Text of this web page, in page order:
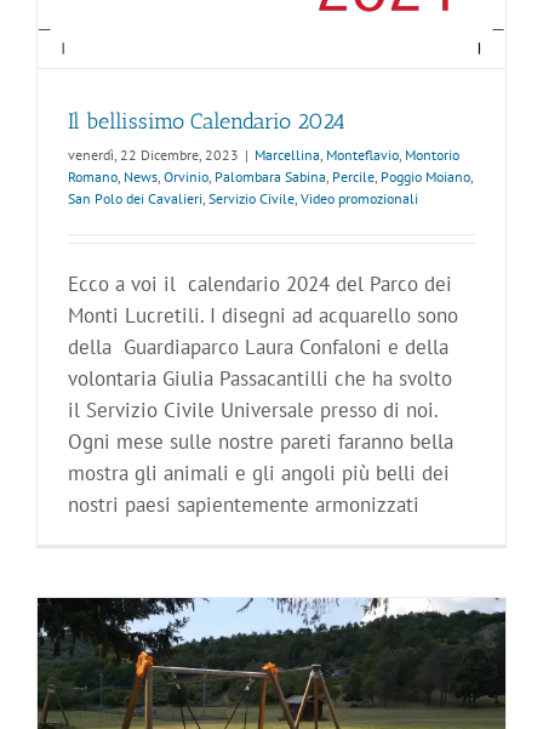
Il bellissimo Calendario 2024
venerdì, 22 Dicembre, 2023 | Marcellina Monteflavio Montorio
Romano News Orvinio Palombara Sabina Percile Poggio Moiano
San Polo dei Cavalieri Servizio Civile Video promozionali
Ecco a voi il calendario 2024 del Parco dei
Monti Lucretili. I disegni ad acquarello sono
della Guardiaparco Laura Confaloni e della
volontaria Giulia Passacantilli che ha svolto
il Servizio Civile Universale presso di noi.
Ogni mese sulle nostre pareti faranno bella
mostra gli animali e gli angoli più belli dei
nostri paesi sapientemente armonizzati